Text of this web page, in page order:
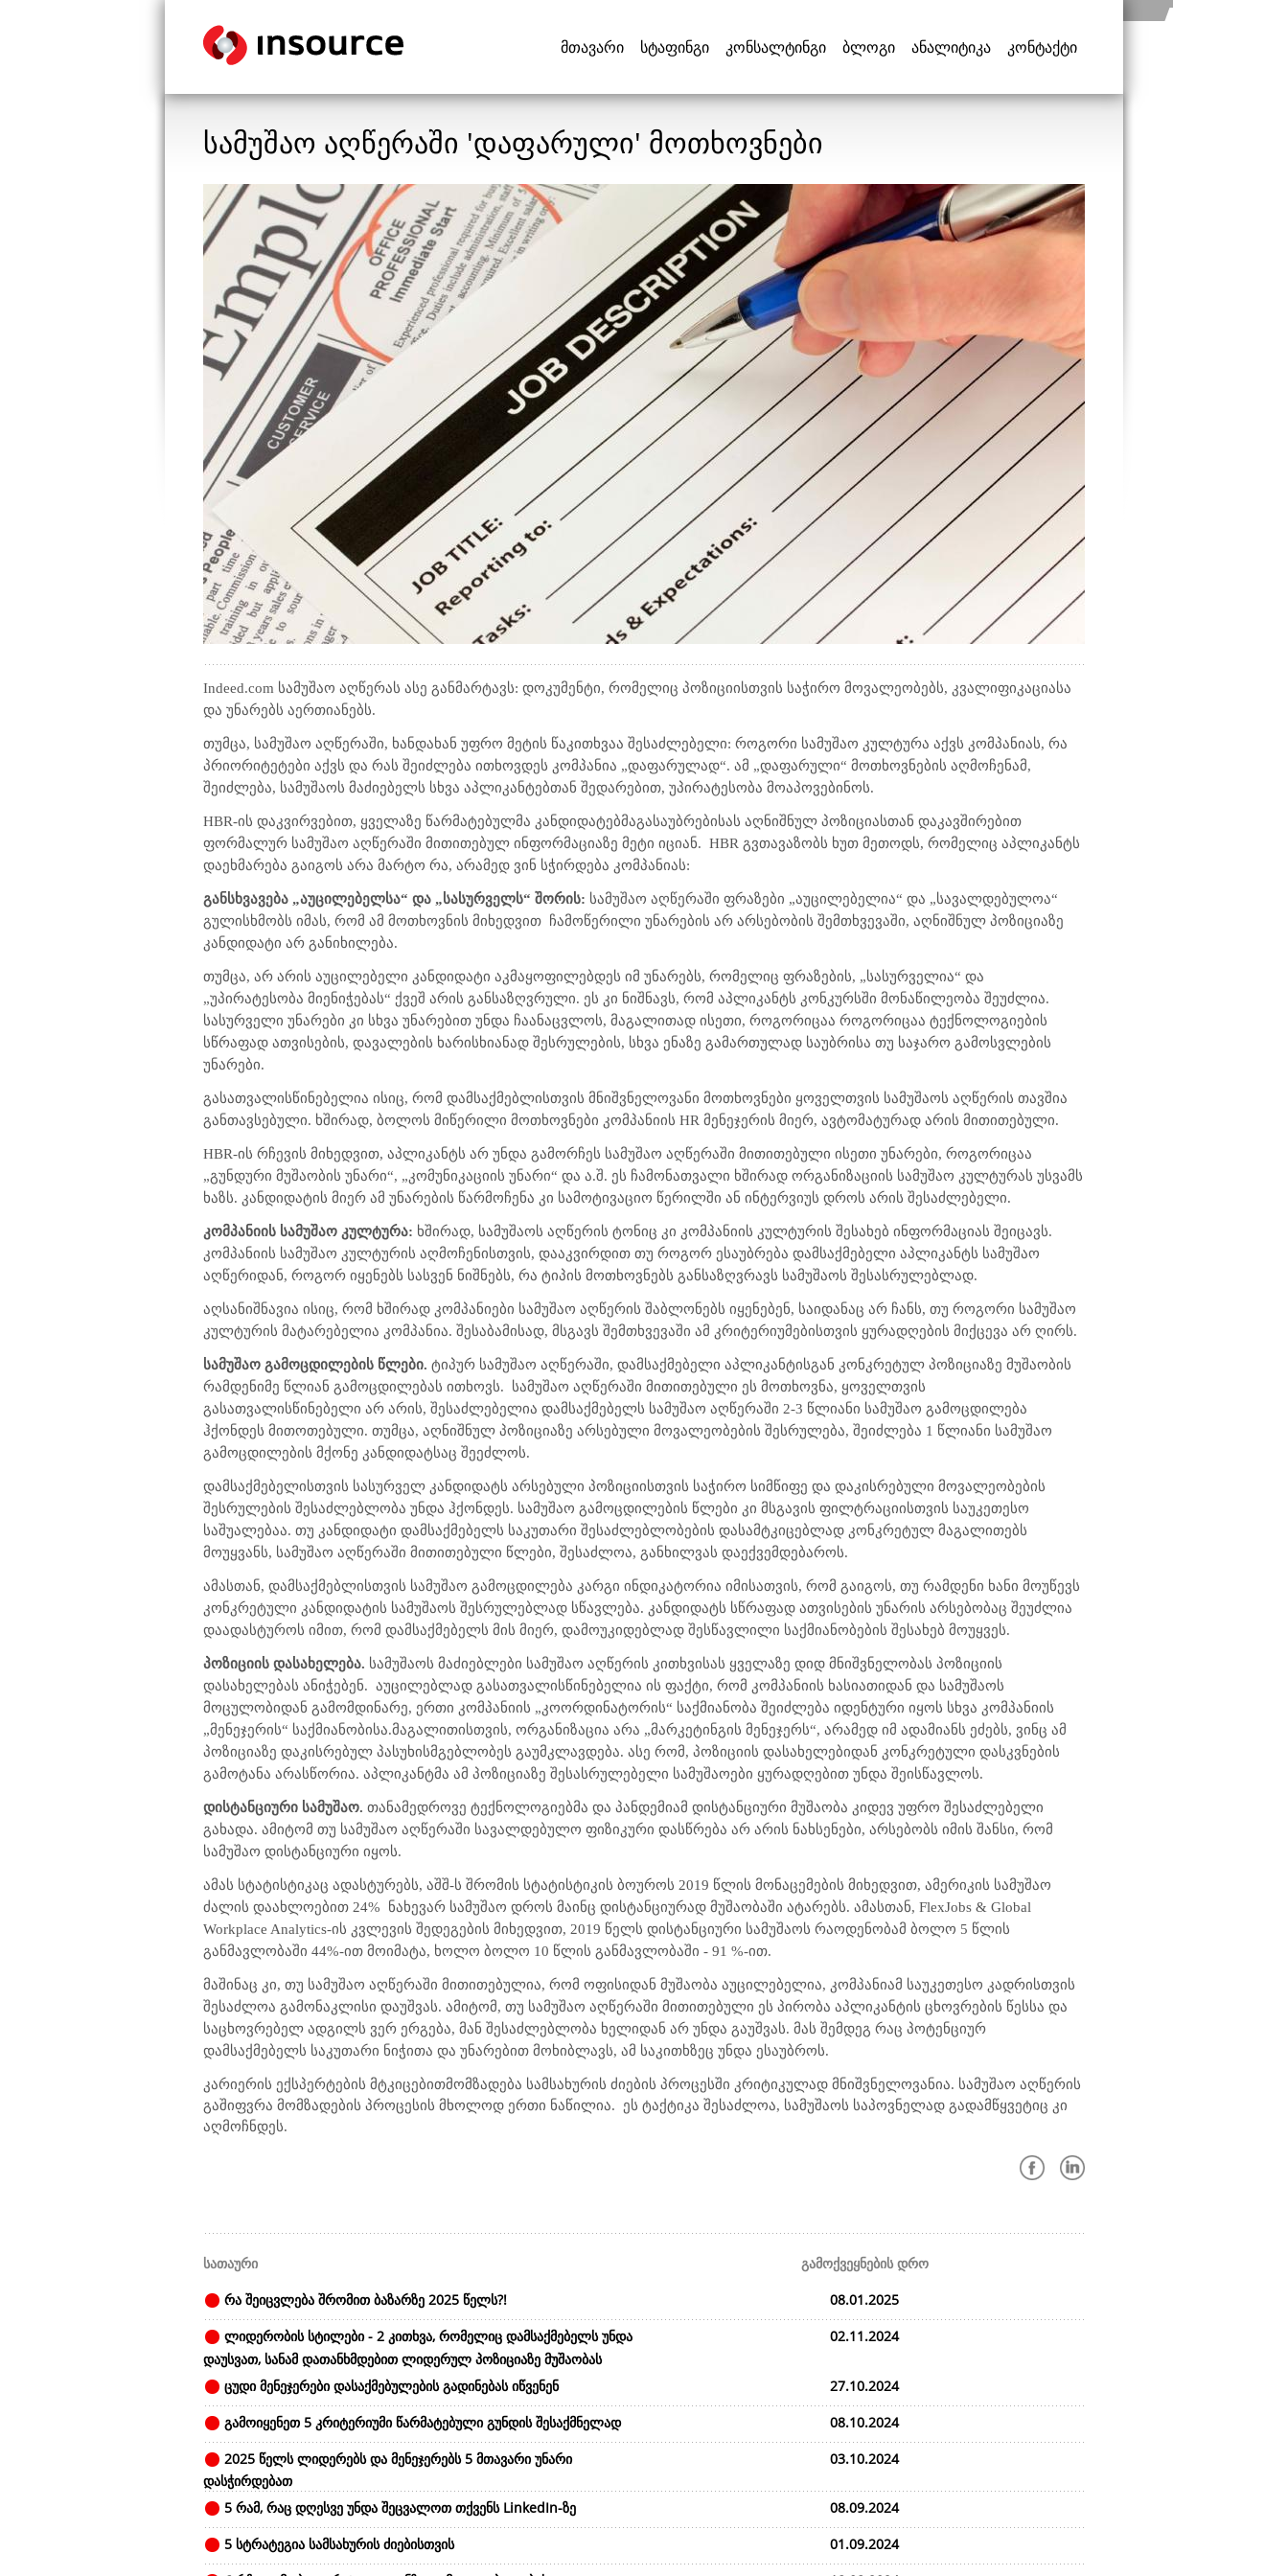
მთავარი სტაფინგი კონსალტინგი ბლოგი ანალიტიკა კონტაქტი
სამუშაო აღწერაში 'დაფარული' მოთხოვნები
Indeed.com სამუშაო აღწერას ასე განმარტავს: დოკუმენტი, რომელიც პოზიციისთვის საჭირო მოვალეობებს, კვალიფიკაციასა
და უნარებს აერთიანებს.
თუმცა, სამუშაო აღწერაში, ხანდახან უფრო მეტის წაკითხვაა შესაძლებელი: როგორი სამუშაო კულტურა აქვს კომპანიას, რა
პრიორიტეტები აქვს და რას შეიძლება ითხოვდეს კომპანია „დაფარულად“. ამ „დაფარული“ მოთხოვნების აღმოჩენამ,
შეიძლება, სამუშაოს მაძიებელს სხვა აპლიკანტებთან შედარებით, უპირატესობა მოაპოვებინოს.
HBR-ის დაკვირვებით, ყველაზე წარმატებულმა კანდიდატებმაგასაუბრებისას აღნიშნულ პოზიციასთან დაკავშირებით
ფორმალურ სამუშაო აღწერაში მითითებულ ინფორმაციაზე მეტი იციან. HBR გვთავაზობს ხუთ მეთოდს, რომელიც აპლიკანტს
დაეხმარება გაიგოს არა მარტო რა, არამედ ვინ სჭირდება კომპანიას:
განსხვავება „აუცილებელსა“ და „სასურველს“ შორის: სამუშაო აღწერაში ფრაზები „აუცილებელია“ და „სავალდებულოა“
გულისხმობს იმას, რომ ამ მოთხოვნის მიხედვით ჩამოწერილი უნარების არ არსებობის შემთხვევაში, აღნიშნულ პოზიციაზე
კანდიდატი არ განიხილება.
თუმცა, არ არის აუცილებელი კანდიდატი აკმაყოფილებდეს იმ უნარებს, რომელიც ფრაზების, „სასურველია“ და
„უპირატესობა მიენიჭებას“ ქვეშ არის განსაზღვრული. ეს კი ნიშნავს, რომ აპლიკანტს კონკურსში მონაწილეობა შეუძლია.
სასურველი უნარები კი სხვა უნარებით უნდა ჩაანაცვლოს, მაგალითად ისეთი, როგორიცაა როგორიცაა ტექნოლოგიების
სწრაფად ათვისების, დავალების ხარისხიანად შესრულების, სხვა ენაზე გამართულად საუბრისა თუ საჯარო გამოსვლების
უნარები.
გასათვალისწინებელია ისიც, რომ დამსაქმებლისთვის მნიშვნელოვანი მოთხოვნები ყოველთვის სამუშაოს აღწერის თავშია
განთავსებული. ხშირად, ბოლოს მიწერილი მოთხოვნები კომპანიის HR მენეჯერის მიერ, ავტომატურად არის მითითებული.
HBR-ის რჩევის მიხედვით, აპლიკანტს არ უნდა გამორჩეს სამუშაო აღწერაში მითითებული ისეთი უნარები, როგორიცაა
„გუნდური მუშაობის უნარი“, „კომუნიკაციის უნარი“ და ა.შ. ეს ჩამონათვალი ხშირად ორგანიზაციის სამუშაო კულტურას უსვამს
ხაზს. კანდიდატის მიერ ამ უნარების წარმოჩენა კი სამოტივაციო წერილში ან ინტერვიუს დროს არის შესაძლებელი.
კომპანიის სამუშაო კულტურა: ხშირად, სამუშაოს აღწერის ტონიც კი კომპანიის კულტურის შესახებ ინფორმაციას შეიცავს.
კომპანიის სამუშაო კულტურის აღმოჩენისთვის, დააკვირდით თუ როგორ ესაუბრება დამსაქმებელი აპლიკანტს სამუშაო
აღწერიდან, როგორ იყენებს სასვენ ნიშნებს, რა ტიპის მოთხოვნებს განსაზღვრავს სამუშაოს შესასრულებლად.
აღსანიშნავია ისიც, რომ ხშირად კომპანიები სამუშაო აღწერის შაბლონებს იყენებენ, საიდანაც არ ჩანს, თუ როგორი სამუშაო
კულტურის მატარებელია კომპანია. შესაბამისად, მსგავს შემთხვევაში ამ კრიტერიუმებისთვის ყურადღების მიქცევა არ ღირს.
სამუშაო გამოცდილების წლები. ტიპურ სამუშაო აღწერაში, დამსაქმებელი აპლიკანტისგან კონკრეტულ პოზიციაზე მუშაობის
რამდენიმე წლიან გამოცდილებას ითხოვს. სამუშაო აღწერაში მითითებული ეს მოთხოვნა, ყოველთვის
გასათვალისწინებელი არ არის, შესაძლებელია დამსაქმებელს სამუშაო აღწერაში 2-3 წლიანი სამუშაო გამოცდილება
ჰქონდეს მითოთებული. თუმცა, აღნიშნულ პოზიციაზე არსებული მოვალეობების შესრულება, შეიძლება 1 წლიანი სამუშაო
გამოცდილების მქონე კანდიდატსაც შეეძლოს.
დამსაქმებელისთვის სასურველ კანდიდატს არსებული პოზიციისთვის საჭირო სიმწიფე და დაკისრებული მოვალეობების
შესრულების შესაძლებლობა უნდა ჰქონდეს. სამუშაო გამოცდილების წლები კი მსგავის ფილტრაციისთვის საუკეთესო
საშუალებაა. თუ კანდიდატი დამსაქმებელს საკუთარი შესაძლებლობების დასამტკიცებლად კონკრეტულ მაგალითებს
მოუყვანს, სამუშაო აღწერაში მითითებული წლები, შესაძლოა, განხილვას დაექვემდებაროს.
ამასთან, დამსაქმებლისთვის სამუშაო გამოცდილება კარგი ინდიკატორია იმისათვის, რომ გაიგოს, თუ რამდენი ხანი მოუწევს
კონკრეტული კანდიდატის სამუშაოს შესრულებლად სწავლება. კანდიდატს სწრაფად ათვისების უნარის არსებობაც შეუძლია
დაადასტუროს იმით, რომ დამსაქმებელს მის მიერ, დამოუკიდებლად შესწავლილი საქმიანობების შესახებ მოუყვეს.
პოზიციის დასახელება. სამუშაოს მაძიებლები სამუშაო აღწერის კითხვისას ყველაზე დიდ მნიშვნელობას პოზიციის
დასახელებას ანიჭებენ. აუცილებლად გასათვალისწინებელია ის ფაქტი, რომ კომპანიის ხასიათიდან და სამუშაოს
მოცულობიდან გამომდინარე, ერთი კომპანიის „კოორდინატორის“ საქმიანობა შეიძლება იდენტური იყოს სხვა კომპანიის
„მენეჯერის“ საქმიანობისა.მაგალითისთვის, ორგანიზაცია არა „მარკეტინგის მენეჯერს“, არამედ იმ ადამიანს ეძებს, ვინც ამ
პოზიციაზე დაკისრებულ პასუხისმგებლობეს გაუმკლავდება. ასე რომ, პოზიციის დასახელებიდან კონკრეტული დასკვნების
გამოტანა არასწორია. აპლიკანტმა ამ პოზიციაზე შესასრულებელი სამუშაოები ყურადღებით უნდა შეისწავლოს.
დისტანციური სამუშაო. თანამედროვე ტექნოლოგიებმა და პანდემიამ დისტანციური მუშაობა კიდევ უფრო შესაძლებელი
გახადა. ამიტომ თუ სამუშაო აღწერაში სავალდებულო ფიზიკური დასწრება არ არის ნახსენები, არსებობს იმის შანსი, რომ
სამუშაო დისტანციური იყოს.
ამას სტატისტიკაც ადასტურებს, აშშ-ს შრომის სტატისტიკის ბოუროს 2019 წლის მონაცემების მიხედვით, ამერიკის სამუშაო
ძალის დაახლოებით 24% ნახევარ სამუშაო დროს მაინც დისტანციურად მუშაობაში ატარებს. ამასთან, FlexJobs & Global
Workplace Analytics-ის კვლევის შედეგების მიხედვით, 2019 წელს დისტანციური სამუშაოს რაოდენობამ ბოლო 5 წლის
განმავლობაში 44%-ით მოიმატა, ხოლო ბოლო 10 წლის განმავლობაში - 91 %-ით.
მაშინაც კი, თუ სამუშაო აღწერაში მითითებულია, რომ ოფისიდან მუშაობა აუცილებელია, კომპანიამ საუკეთესო კადრისთვის
შესაძლოა გამონაკლისი დაუშვას. ამიტომ, თუ სამუშაო აღწერაში მითითებული ეს პირობა აპლიკანტის ცხოვრების წესსა და
საცხოვრებელ ადგილს ვერ ერგება, მან შესაძლებლობა ხელიდან არ უნდა გაუშვას. მას შემდეგ რაც პოტენციურ
დამსაქმებელს საკუთარი ნიჭითა და უნარებით მოხიბლავს, ამ საკითხზეც უნდა ესაუბროს.
კარიერის ექსპერტების მტკიცებითმომზადება სამსახურის ძიების პროცესში კრიტიკულად მნიშვნელოვანია. სამუშაო აღწერის
გაშიფვრა მომზადების პროცესის მხოლოდ ერთი ნაწილია. ეს ტაქტიკა შესაძლოა, სამუშაოს საპოვნელად გადამწყვეტიც კი
აღმოჩნდეს.
სათაური
გამოქვეყნების დრო
რა შეიცვლება შრომით ბაზარზე 2025 წელს?!
08.01.2025
ლიდერობის სტილები - 2 კითხვა, რომელიც დამსაქმებელს უნდა
დაუსვათ, სანამ დათანხმდებით ლიდერულ პოზიციაზე მუშაობას
02.11.2024
ცუდი მენეჯერები დასაქმებულების გადინებას იწვენენ
27.10.2024
გამოიყენეთ 5 კრიტერიუმი წარმატებული გუნდის შესაქმნელად
08.10.2024
2025 წელს ლიდერებს და მენეჯერებს 5 მთავარი უნარი
დასჭირდებათ
03.10.2024
5 რამ, რაც დღესვე უნდა შეცვალოთ თქვენს LinkedIn-ზე
08.09.2024
5 სტრატეგია სამსახურის ძიებისთვის
01.09.2024